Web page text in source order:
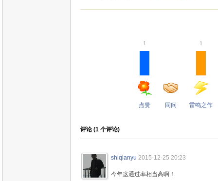
1
点赞 同问
1
雷鸣之作
评论 (1 个评论)
shiqianyu 2015-12-25 20:23
今年这通过率相当高啊！